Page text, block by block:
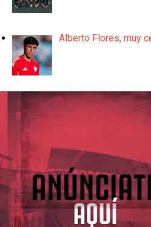
Alberto Flores, muy